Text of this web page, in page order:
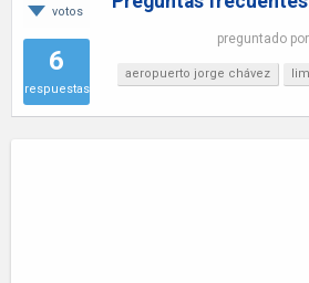
votos
6
respuestas
preguntado por
aeropuerto jorge chávez